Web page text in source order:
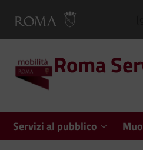
Roma
Servizi al pubblico